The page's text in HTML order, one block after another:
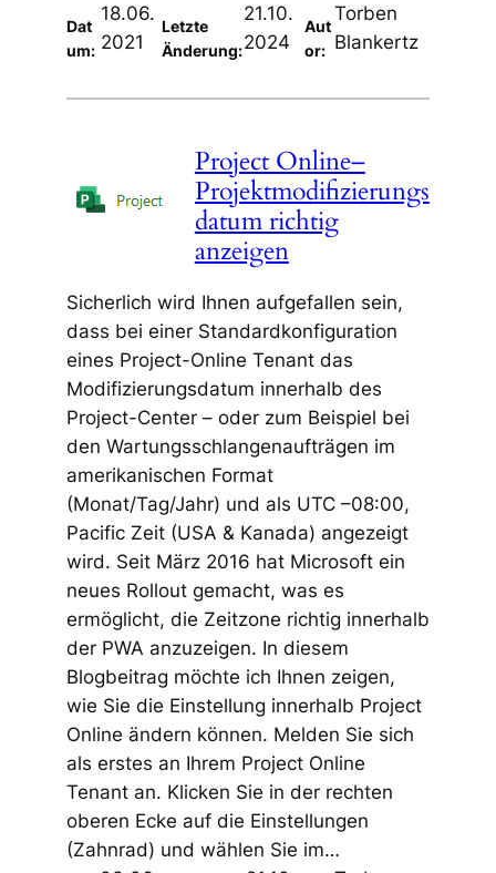
Dat
um:
18.06.
2021
Letzte
Änderung:
21.10.
2024
Aut
or:
Torben
Blankertz
Project Online–
Projektmodifizierungs
datum richtig
anzeigen
Sicherlich wird Ihnen aufgefallen sein,
dass bei einer Standardkonfiguration
eines Project-Online Tenant das
Modifizierungsdatum innerhalb des
Project-Center – oder zum Beispiel bei
den Wartungsschlangenaufträgen im
amerikanischen Format
(Monat/Tag/Jahr) und als UTC –08:00,
Pacific Zeit (USA & Kanada) angezeigt
wird. Seit März 2016 hat Microsoft ein
neues Rollout gemacht, was es
ermöglicht, die Zeitzone richtig innerhalb
der PWA anzuzeigen. In diesem
Blogbeitrag möchte ich Ihnen zeigen,
wie Sie die Einstellung innerhalb Project
Online ändern können. Melden Sie sich
als erstes an Ihrem Project Online
Tenant an. Klicken Sie in der rechten
oberen Ecke auf die Einstellungen
(Zahnrad) und wählen Sie im…